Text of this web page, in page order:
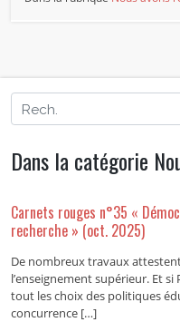
Dans la catégorie
Carnets rouges n°35 «
recherche » (oct. 2025)
De nombreux travaux
l’enseignement supérieur. Et
tout les choix des politiques
concurrence […]